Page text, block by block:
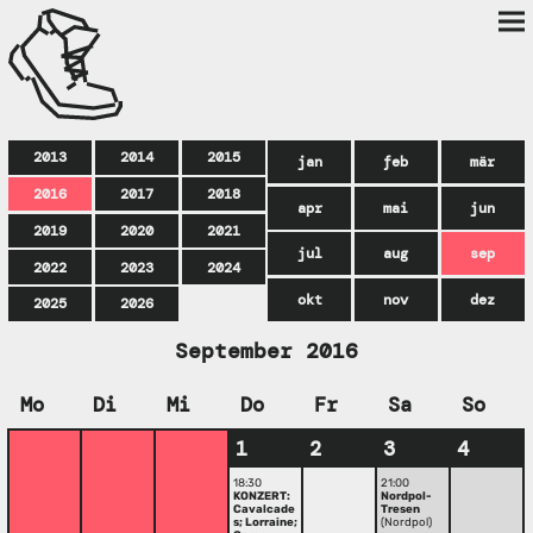
2013 2014
2015
2016
2017
2018
2019
2020
2021
2022
2023
2024
2025
2026
jan feb mär
apr mai jun
jul aug sep
okt nov dez
September 2016
Mo Di Mi Do Fr Sa
So
1
18:30
KONZERT:
Cavalcade
s; Lorraine;
2 3
21:00
Nordpol-
Tresen
(Nordpol)
4